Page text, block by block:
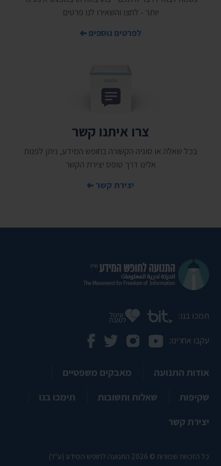
יותר - לחצו והשאירו לנו פרטים
לפרטים נוספים
צרו איתנו קשר
בכל שאלה או סוגיה הקשורה בחופש המידע, ניתן לפנות
אלינו דרך טופס יצירת הקשר
יצירת קשר
תמכו בנו:
עקבו אחרינו:
אודות התנועה
מאבקים משפטיים
שקיפות
שאלות ותשובות
תימכו בנו
יצירת קשר
כל הזכויות שמורות © 2026 התנועה לחופש המידע (ע"ר)